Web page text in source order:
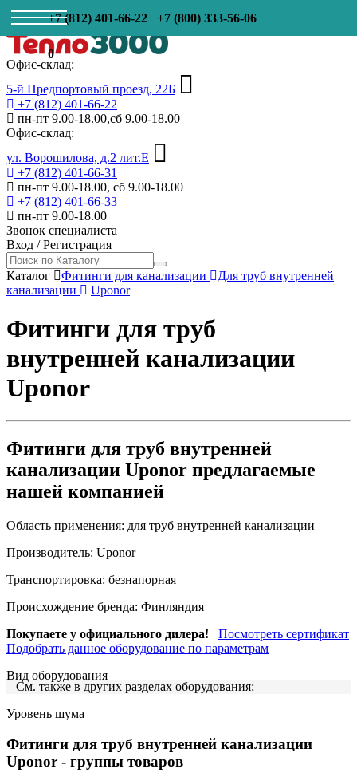
+7 (812) 401-66-22 +7 (800) 333-56-06
0
Офис-склад:
5-й Предпортовый проезд, 22Б
+7 (812) 401-66-22
пн-пт 9.00-18.00,сб 9.00-18.00
Офис-склад:
ул. Ворошилова, д.2 лит.Е
+7 (812) 401-66-31
пн-пт 9.00-18.00, сб 9.00-18.00
+7 (812) 401-66-33
пн-пт 9.00-18.00
Звонок специалиста
Вход /Регистрация
Каталог Фитинги для канализации
Для труб внутренней
канализации
Uponor
Фитинги для труб
внутренней канализации
Uponor
Фитинги для труб внутренней
канализации Uponor предлагаемые
нашей компанией
Область применения: для труб внутренней канализации
Производитель: Uponor
Транспортировка: безнапорная
Происхождение бренда: Финляндия
Покупаете у официального дилера!
Посмотреть сертификат
Подобрать данное оборудование по параметрам
Вид оборудования
См. также в других разделах оборудования:
Уровень шума
Фитинги для труб внутренней канализации
Uponor - группы товаров